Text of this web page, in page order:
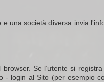
una società diversa invia
Se l’utente si
- login al Sito (per esempio